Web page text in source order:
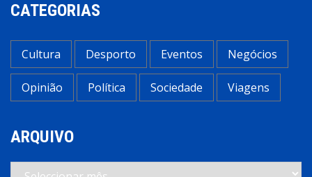
CATEGORIAS
Cultura Desporto Eventos Negócios
Opinião Política Sociedade Viagens
ARQUIVO
Arquivo